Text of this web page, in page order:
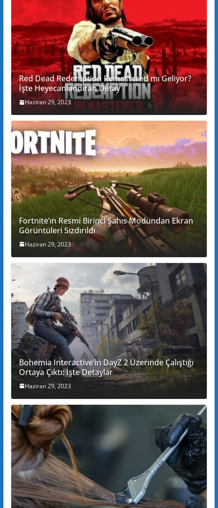
Red Dead Redemption Remastered mı Geliyor?
İşte Heyecanlandıran Detay
Haziran 29, 2023
Fortnite’ın Resmi Birinci Şahıs Modundan Ekran
Görüntüleri Sızdırıldı
Haziran 29, 2023
Bohemia Interactive’in DayZ 2 Üzerinde Çalıştığı
Ortaya Çıktı: İşte Detaylar
Haziran 29, 2023